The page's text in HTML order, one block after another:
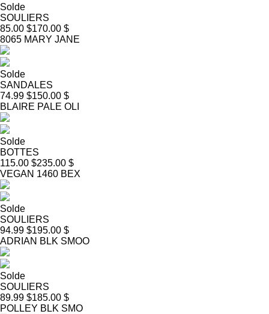
Solde
SOULIERS
85.00 $170.00 $
8065 MARY JANE
Solde
SANDALES
74.99 $150.00 $
BLAIRE PALE OLI
Solde
BOTTES
115.00 $235.00 $
VEGAN 1460 BEX
Solde
SOULIERS
94.99 $195.00 $
ADRIAN BLK SMOO
Solde
SOULIERS
89.99 $185.00 $
POLLEY BLK SMO